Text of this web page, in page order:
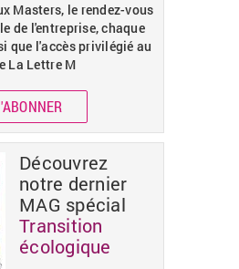
Masters, le rendez-vous
de l'entreprise, chaque
que l'accès privilégié au
La Lettre M
Découvrez
notre dernier
MAG spécial
Transition
écologique